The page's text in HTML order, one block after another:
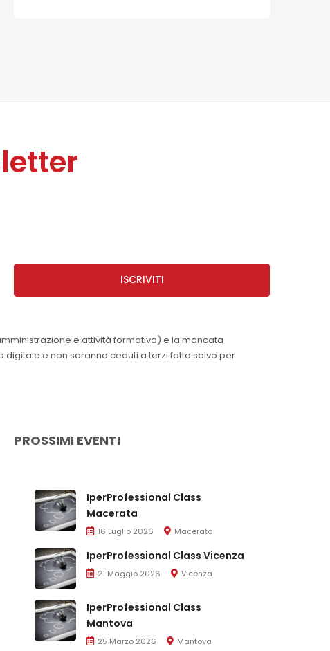
ISCRIVITI
e attività formativa) e la mancata
e non saranno ceduti a terzi fatto salvo per
PROSSIMI EVENTI
IperProfessional Class
Macerata
16 Luglio 2026 Macerata
IperProfessional Class Vicenza
21 Maggio 2026 Vicenza
IperProfessional Class
Mantova
25 Marzo 2026 Mantova